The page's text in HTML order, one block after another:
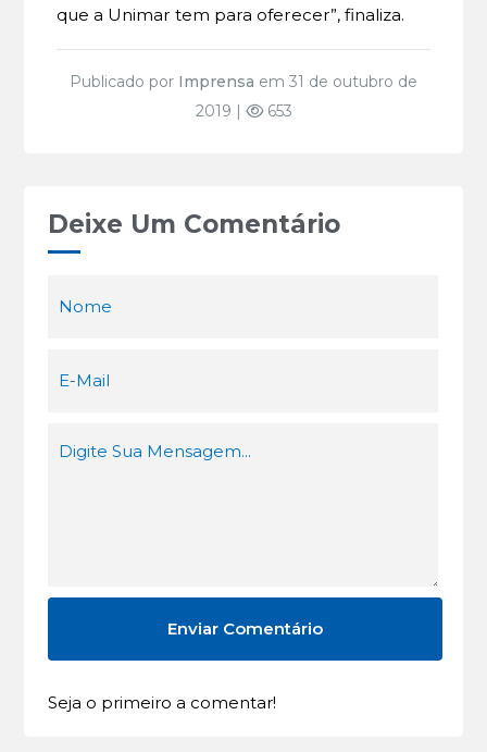
que a Unimar tem para oferecer”, finaliza.
Publicado por Imprensa em 31 de outubro de
2019 |
653
Deixe Um Comentário
Seja o primeiro a comentar!